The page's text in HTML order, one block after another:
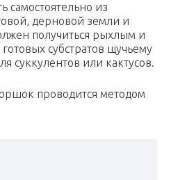
самостоятельно из
дерновой земли и
получиться рыхлым и
субстратов щучьему
суккулентов или кактусов.
проводится методом